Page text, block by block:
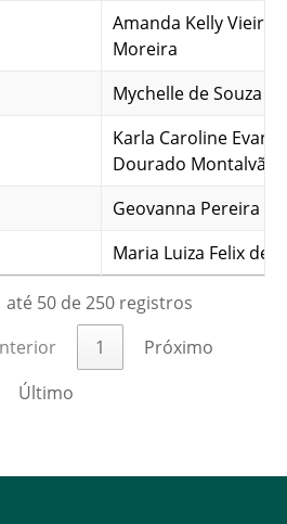
Amanda Kelly Vieira
Moreira
Mychelle de Souza
Karla Caroline
Dourado Montalvão
Geovanna Pereira de
Maria Luiza Felix de
50 de 250 registros
1
Próximo
Último